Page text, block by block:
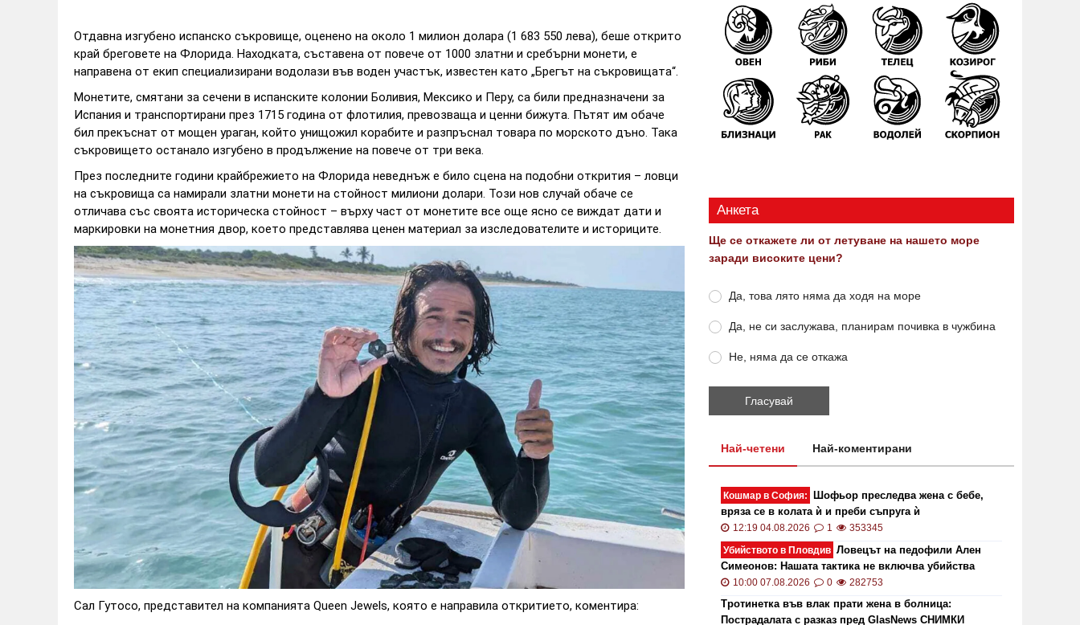
Отдавна изгубено испанско съкровище, оценено на около 1 милион долара (1 683 550 лева), беше открито
край бреговете на Флорида. Находката, съставена от повече от 1000 златни и сребърни монети, е
направена от екип специализирани водолази във воден участък, известен като „Брегът на съкровищата“.
Монетите, смятани за сечени в испанските колонии Боливия, Мексико и Перу, са били предназначени за
Испания и транспортирани през 1715 година от флотилия, превозваща и ценни бижута. Пътят им обаче
бил прекъснат от мощен ураган, който унищожил корабите и разпръснал товара по морското дъно. Така
съкровището останало изгубено в продължение на повече от три века.
През последните години крайбрежието на Флорида неведнъж е било сцена на подобни открития – ловци
на съкровища са намирали златни монети на стойност милиони долари. Този нов случай обаче се
отличава със своята историческа стойност – върху част от монетите все още ясно се виждат дати и
маркировки на монетния двор, което представлява ценен материал за изследователите и историците.
Сал Гутосо, представител на компанията Queen Jewels, която е направила откритието, коментира:
Анкета
Ще се откажете ли от летуване на нашето море
заради високите цени?
Да, това лято няма да ходя на море
Да, не си заслужава, планирам почивка в чужбина
Не, няма да се откажа
Най-четени Най-коментирани
Кошмар в София:
Шофьор преследва жена с бебе,
вряза се в колата ѝ и преби съпруга ѝ
12:19 04.08.2026 1
353345
Убийството в Пловдив Ловецът на педофили Ален
Симеонов: Нашата тактика не включва убийства
10:00 07.08.2026 0 282753
Тротинетка във влак прати жена в болница:
Пострадалата с разказ пред GlasNews СНИМКИ